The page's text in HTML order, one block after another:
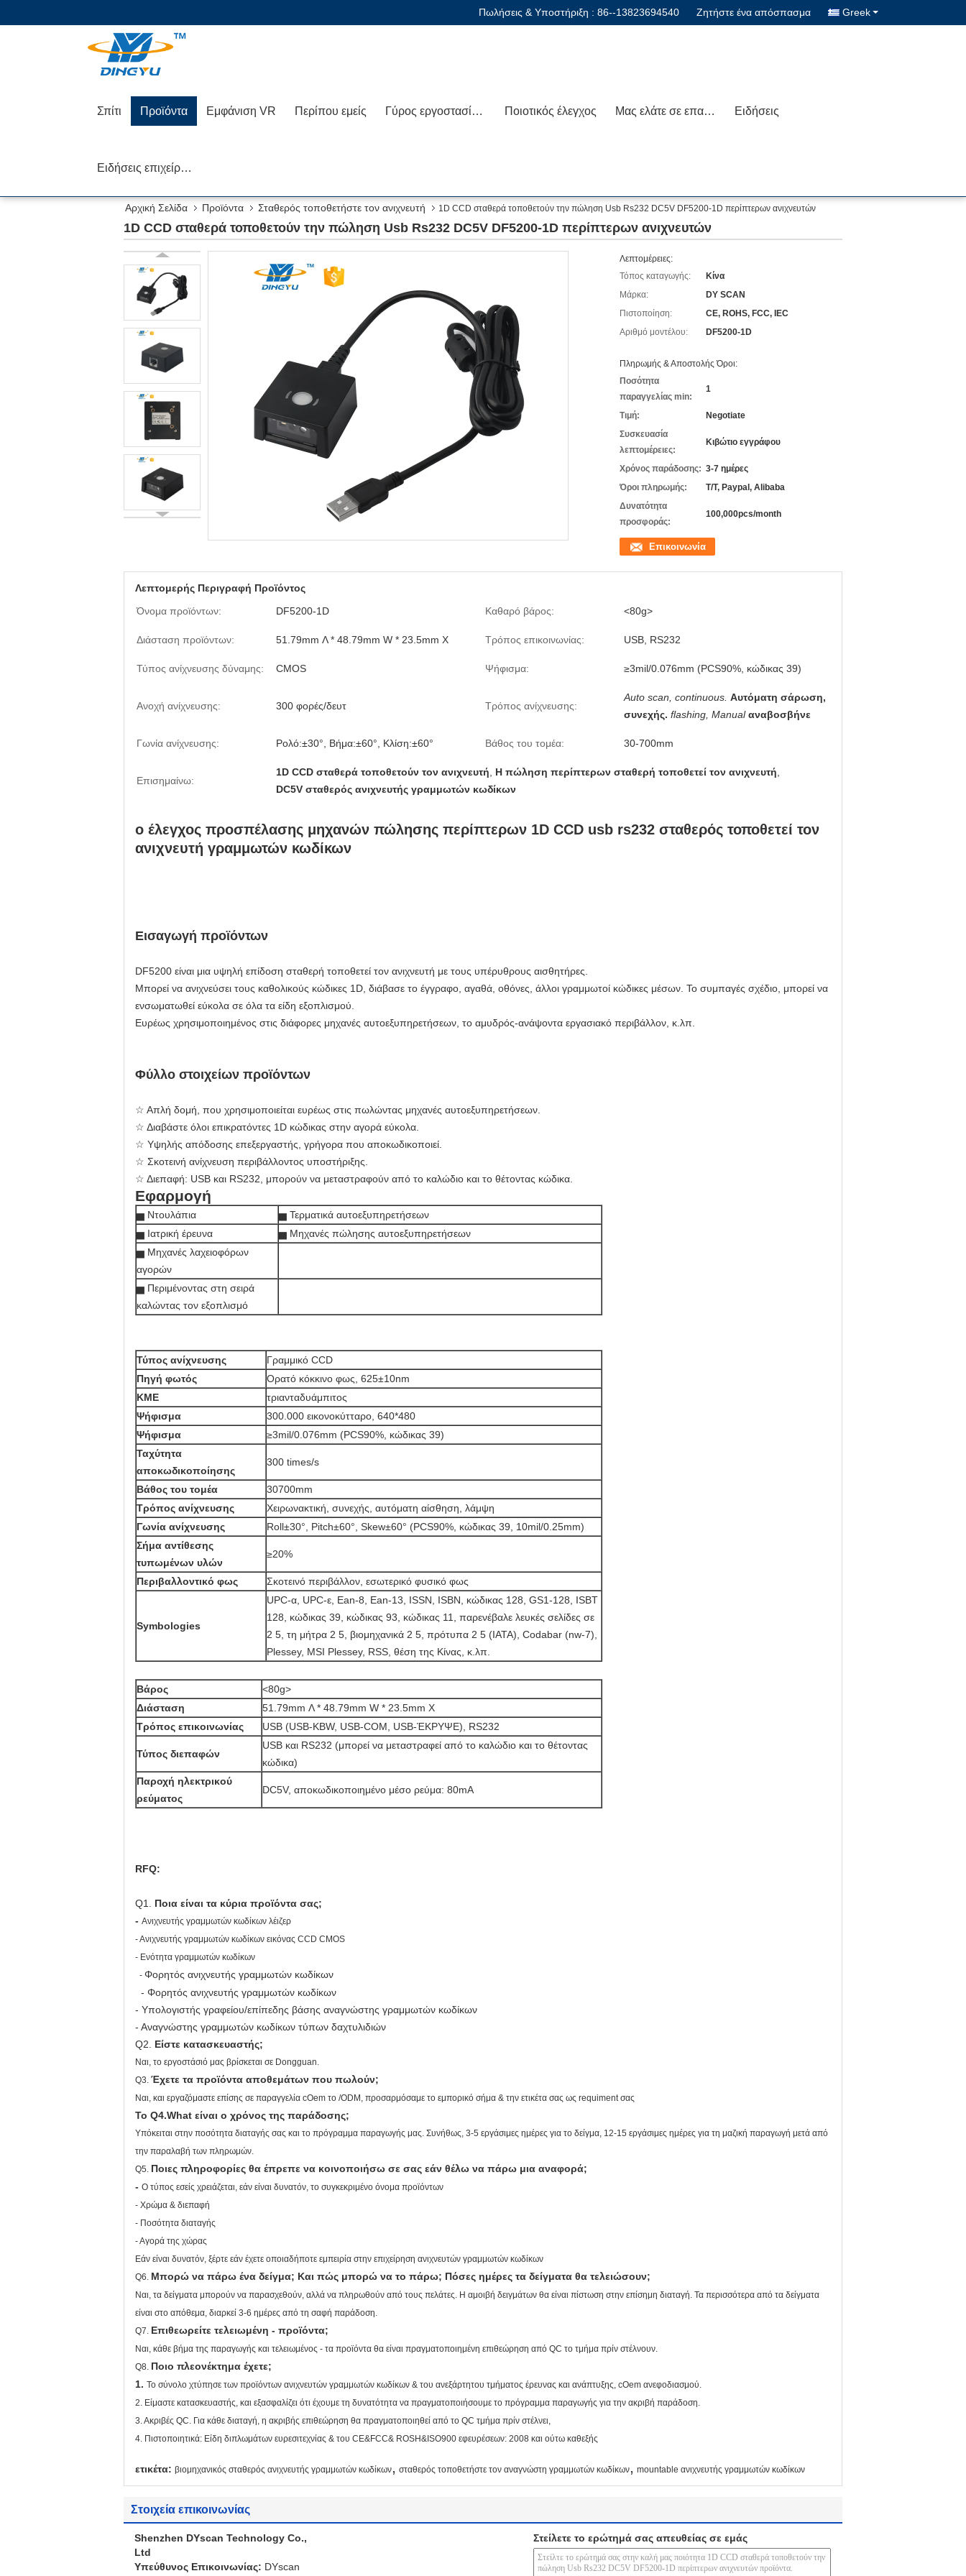
Πωλήσεις & Υποστήριξη : 86--13823694540 Ζητήστε ένα απόσπασμα Greek
Σπίτι Προϊόντα Εμφάνιση VR Περίπου εμείς Γύρος εργοστασίων Ποιοτικός έλεγχος Μας ελάτε σε επαφή με Ειδήσεις
Ειδήσεις επιχείρησης
Αρχική Σελίδα Προϊόντα Σταθερός τοποθετήστε τον ανιχνευτή 1D CCD σταθερά τοποθετούν την πώληση Usb Rs232 DC5V DF5200-1D περίπτερων ανιχνευτών
1D CCD σταθερά τοποθετούν την πώληση Usb Rs232 DC5V DF5200-1D περίπτερων ανιχνευτών
Λεπτομέρειες:
Τόπος καταγωγής:
Κίνα
Μάρκα:
DY SCAN
Πιστοποίηση:
CE, ROHS, FCC, IEC
Αριθμό μοντέλου:
DF5200-1D
Πληρωμής & Αποστολής Όροι:
Ποσότητα
παραγγελίας min:
1
Τιμή:
Negotiate
Συσκευασία
λεπτομέρειες:
Κιβώτιο εγγράφου
Χρόνος παράδοσης: 3-7 ημέρες
Όροι πληρωμής:
T/T, Paypal, Alibaba
Δυνατότητα
προσφοράς:
100,000pcs/month
Επικοινωνία
Λεπτομερής Περιγραφή Προϊόντος
Όνομα προϊόντων:
DF5200-1D Καθαρό βάρος: <80g>
Διάσταση προϊόντων: 51.79mm Λ * 48.79mm W * 23.5mm Χ Τρόπος επικοινωνίας: USB, RS232
Τύπος ανίχνευσης δύναμης: CMOS Ψήφισμα: ≥3mil/0.076mm (PCS90%, κώδικας 39)
Ανοχή ανίχνευσης: 300 φορές/δευτ Τρόπος ανίχνευσης:
Auto scan, continuous. Αυτόματη σάρωση,
συνεχής. flashing, Manual αναβοσβήνε
Γωνία ανίχνευσης: Ρολό:±30°, Βήμα:±60°, Κλίση:±60° Βάθος του τομέα: 30-700mm
Επισημαίνω:
1D CCD σταθερά τοποθετούν τον ανιχνευτή Η πώληση περίπτερων σταθερή τοποθετεί τον ανιχνευτή
DC5V σταθερός ανιχνευτής γραμμωτών κωδίκων
ο έλεγχος προσπέλασης μηχανών πώλησης περίπτερων 1D CCD usb rs232 σταθερός τοποθετεί τον
ανιχνευτή γραμμωτών κωδίκων
Εισαγωγή προϊόντων
DF5200 είναι μια υψηλή επίδοση σταθερή τοποθετεί τον ανιχνευτή με τους υπέρυθρους αισθητήρες.
Μπορεί να ανιχνεύσει τους καθολικούς κώδικες 1D, διάβασε το έγγραφο, αγαθά, οθόνες, άλλοι γραμμωτοί κώδικες μέσων. Το συμπαγές σχέδιο, μπορεί να
ενσωματωθεί εύκολα σε όλα τα είδη εξοπλισμού.
Ευρέως χρησιμοποιημένος στις διάφορες μηχανές αυτοεξυπηρετήσεων, το αμυδρός-ανάψοντα εργασιακό περιβάλλον, κ.λπ.
Φύλλο στοιχείων προϊόντων
☆ Απλή δομή, που χρησιμοποιείται ευρέως στις πωλώντας μηχανές αυτοεξυπηρετήσεων.
☆ Διαβάστε όλοι επικρατόντες 1D κώδικας στην αγορά εύκολα.
☆ Υψηλής απόδοσης επεξεργαστής, γρήγορα που αποκωδικοποιεί.
☆ Σκοτεινή ανίχνευση περιβάλλοντος υποστήριξης.
☆ Διεπαφή: USB και RS232, μπορούν να μεταστραφούν από το καλώδιο και το θέτοντας κώδικα.
Εφαρμογή
▅ Ντουλάπια
▅ Τερματικά αυτοεξυπηρετήσεων
▅ Ιατρική έρευνα
▅ Μηχανές πώλησης αυτοεξυπηρετήσεων
▅ Μηχανές λαχειοφόρων
αγορών
▅ Περιμένοντας στη σειρά
καλώντας τον εξοπλισμό
Τύπος ανίχνευσης
Γραμμικό CCD
Πηγή φωτός
Ορατό κόκκινο φως, 625±10nm
ΚΜΕ
τριανταδυάμπιτος
Ψήφισμα
300.000 εικονοκύτταρο, 640*480
Ψήφισμα
≥3mil/0.076mm (PCS90%, κώδικας 39)
Ταχύτητα
αποκωδικοποίησης
300 times/s
Βάθος του τομέα
30700mm
Τρόπος ανίχνευσης
Χειρωνακτική, συνεχής, αυτόματη αίσθηση, λάμψη
Γωνία ανίχνευσης
Roll±30°, Pitch±60°, Skew±60° (PCS90%, κώδικας 39, 10mil/0.25mm)
Σήμα αντίθεσης
τυπωμένων υλών
≥20%
Περιβαλλοντικό φως Σκοτεινό περιβάλλον, εσωτερικό φυσικό φως
Symbologies
UPC-α, UPC-ε, Ean-8, Ean-13, ISSN, ISBN, κώδικας 128, GS1-128, ISBT
128, κώδικας 39, κώδικας 93, κώδικας 11, παρενέβαλε λευκές σελίδες σε
2 5, τη μήτρα 2 5, βιομηχανικά 2 5, πρότυπα 2 5 (IATA), Codabar (nw-7),
Plessey, MSI Plessey, RSS, θέση της Κίνας, κ.λπ.
Βάρος
<80g>
Διάσταση
51.79mm Λ * 48.79mm W * 23.5mm Χ
Τρόπος επικοινωνίας
USB (USB-KBW, USB-COM, USB-ΈΚΡΥΨΕ), RS232
Τύπος διεπαφών
USB και RS232 (μπορεί να μεταστραφεί από το καλώδιο και το θέτοντας
κώδικα)
Παροχή ηλεκτρικού
ρεύματος
DC5V, αποκωδικοποιημένο μέσο ρεύμα: 80mA
RFQ:
Q1. Ποια είναι τα κύρια προϊόντα σας;
- Ανιχνευτής γραμμωτών κωδίκων λέιζερ
- Ανιχνευτής γραμμωτών κωδίκων εικόνας CCD CMOS
- Ενότητα γραμμωτών κωδίκων
- Φορητός ανιχνευτής γραμμωτών κωδίκων
- Φορητός ανιχνευτής γραμμωτών κωδίκων
- Υπολογιστής γραφείου/επίπεδης βάσης αναγνώστης γραμμωτών κωδίκων
- Αναγνώστης γραμμωτών κωδίκων τύπων δαχτυλιδιών
Q2. Είστε κατασκευαστής;
Ναι, το εργοστάσιό μας βρίσκεται σε Dongguan.
Q3. Έχετε τα προϊόντα αποθεμάτων που πωλούν;
Ναι, και εργαζόμαστε επίσης σε παραγγελία cOem το /ODM, προσαρμόσαμε το εμπορικό σήμα & την ετικέτα σας ως requiment σας
Το Q4.What είναι ο χρόνος της παράδοσης;
Υπόκειται στην ποσότητα διαταγής σας και το πρόγραμμα παραγωγής μας. Συνήθως, 3-5 εργάσιμες ημέρες για το δείγμα, 12-15 εργάσιμες ημέρες για τη μαζική παραγωγή μετά από
την παραλαβή των πληρωμών.
Q5. Ποιες πληροφορίες θα έπρεπε να κοινοποιήσω σε σας εάν θέλω να πάρω μια αναφορά;
- Ο τύπος εσείς χρειάζεται, εάν είναι δυνατόν, το συγκεκριμένο όνομα προϊόντων
- Χρώμα & διεπαφή
- Ποσότητα διαταγής
- Αγορά της χώρας
Εάν είναι δυνατόν, ξέρτε εάν έχετε οποιαδήποτε εμπειρία στην επιχείρηση ανιχνευτών γραμμωτών κωδίκων
Q6. Μπορώ να πάρω ένα δείγμα; Και πώς μπορώ να το πάρω; Πόσες ημέρες τα δείγματα θα τελειώσουν;
Ναι, τα δείγματα μπορούν να παρασχεθούν, αλλά να πληρωθούν από τους πελάτες. Η αμοιβή δειγμάτων θα είναι πίστωση στην επίσημη διαταγή. Τα περισσότερα από τα δείγματα
είναι στο απόθεμα, διαρκεί 3-6 ημέρες από τη σαφή παράδοση.
Q7. Επιθεωρείτε τελειωμένη - προϊόντα;
Ναι, κάθε βήμα της παραγωγής και τελειωμένος - τα προϊόντα θα είναι πραγματοποιημένη επιθεώρηση από QC το τμήμα πρίν στέλνουν.
Q8. Ποιο πλεονέκτημα έχετε;
1. Το σύνολο χτύπησε των προϊόντων ανιχνευτών γραμμωτών κωδίκων & του ανεξάρτητου τμήματος έρευνας και ανάπτυξης, cOem ανεφοδιασμού.
2. Είμαστε κατασκευαστής, και εξασφαλίζει ότι έχουμε τη δυνατότητα να πραγματοποιήσουμε το πρόγραμμα παραγωγής για την ακριβή παράδοση.
3. Ακριβές QC. Για κάθε διαταγή, η ακριβής επιθεώρηση θα πραγματοποιηθεί από το QC τμήμα πρίν στέλνει,
4. Πιστοποιητικά: Είδη διπλωμάτων ευρεσιτεχνίας & του CE&FCC& ROSH&ISO900 εφευρέσεων: 2008 και ούτω καθεξής
ετικέτα: βιομηχανικός σταθερός ανιχνευτής γραμμωτών κωδίκων, σταθερός τοποθετήστε τον αναγνώστη γραμμωτών κωδίκων, mountable ανιχνευτής γραμμωτών κωδίκων
Στοιχεία επικοινωνίας
Shenzhen DYscan Technology Co.,
Ltd
Υπεύθυνος Επικοινωνίας: DYscan
Στείλετε το ερώτημά σας απευθείας σε εμάς